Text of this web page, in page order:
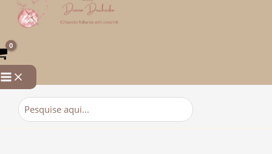
conteúdo
Procurar: